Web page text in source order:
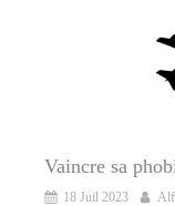
Vaincre sa
18 Juil 2023